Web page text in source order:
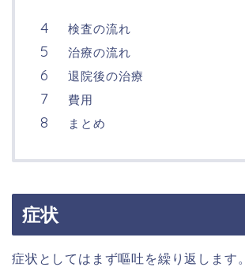
検査の流れ
治療の流れ
退院後の治療
費用
まとめ
症状
症状としてはまず嘔吐を繰り返します。